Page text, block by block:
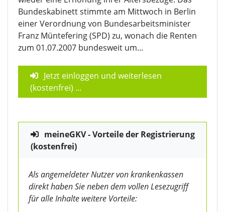
Bundeskabinett stimmte am Mittwoch in Berlin
einer Verordnung von Bundesarbeitsminister
Franz Müntefering (SPD) zu, wonach die Renten
zum 01.07.2007 bundesweit um...
Jetzt einloggen und weiterlesen
(kostenfrei) ...
meineGKV - Vorteile der Registrierung
(kostenfrei)
Als angemeldeter Nutzer von krankenkassen
direkt haben Sie neben dem vollen Lesezugriff
für alle Inhalte weitere Vorteile: